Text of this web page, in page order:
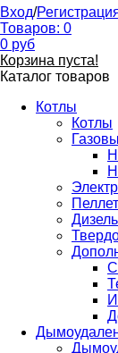
Вход/
Товаров: 0
0 руб
Корзина пуста!
Каталог товаров
Котлы
Котлы